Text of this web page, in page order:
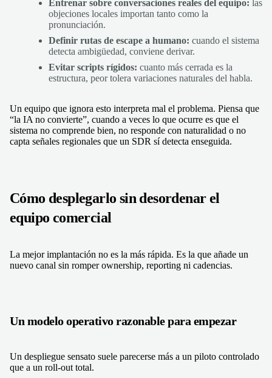
Entrenar sobre conversaciones reales del equipo: las
objeciones locales importan tanto como la
pronunciación.
Definir rutas de escape a humano: cuando el sistema
detecta ambigüedad, conviene derivar.
Evitar scripts rígidos: cuanto más cerrada es la
estructura, peor tolera variaciones naturales del habla.
Un equipo que ignora esto interpreta mal el problema. Piensa que
“la IA no convierte”, cuando a veces lo que ocurre es que el
sistema no comprende bien, no responde con naturalidad o no
capta señales regionales que un SDR sí detecta enseguida.
Cómo desplegarlo sin desordenar el
equipo comercial
La mejor implantación no es la más rápida. Es la que añade un
nuevo canal sin romper ownership, reporting ni cadencias.
Un modelo operativo razonable para empezar
Un despliegue sensato suele parecerse más a un piloto controlado
que a un roll-out total.